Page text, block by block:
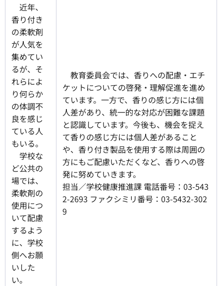
近年、
香り付き
の柔軟剤
が人気を
集めてい
るが、そ
れらによ
り何らか
の体調不
良を感じ
ている人
もいる。
学校な
ど公共の
場では、
柔軟剤の
使用につ
いて配慮
するよう
に、学校
側へお願
いした
い。
教育委員会では、香りへの配慮・エチ
ケットについての啓発・理解促進を進め
ています。一方で、香りの感じ方には個
人差があり、統一的な対応が困難な課題
と認識しています。今後も、機会を捉え
て香りの感じ方には個人差があること
や、香り付き製品を使用する際は周囲の
方にもご配慮いただくなど、香りへの啓
発に努めていきます。
担当／学校健康推進課 電話番号：03-543
2-2693 ファクシミリ番号：03-5432-302
9